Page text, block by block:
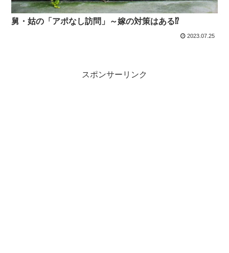
舅・姑の「アポなし訪問」～嫁の対策はある⁉
2023.07.25
スポンサーリンク